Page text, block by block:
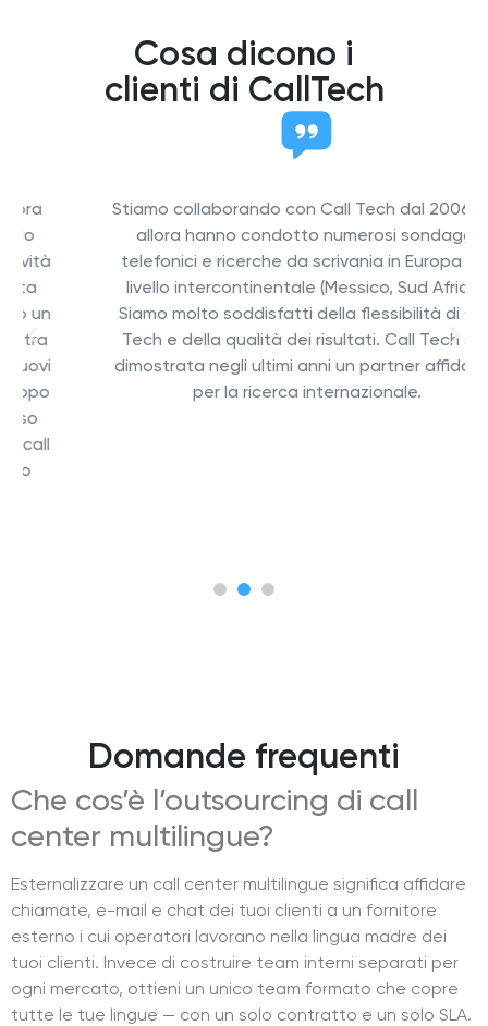
Cosa dicono i
clienti di CallTech
Stiamo collaborando con Call Tech dal 2006. Da
allora hanno condotto numerosi sondaggi
telefonici e ricerche da scrivania in Europa e a
livello intercontinentale (Messico, Sud Africa).
Siamo molto soddisfatti della flessibilità di Call
Tech e della qualità dei risultati. Call Tech si è
dimostrata negli ultimi anni un partner affidabile
per la ricerca internazionale.
Domande frequenti
Che cos’è l’outsourcing di call
center multilingue?
Esternalizzare un call center multilingue significa affidare
chiamate, e-mail e chat dei tuoi clienti a un fornitore
esterno i cui operatori lavorano nella lingua madre dei
tuoi clienti. Invece di costruire team interni separati per
ogni mercato, ottieni un unico team formato che copre
tutte le tue lingue — con un solo contratto e un solo SLA.